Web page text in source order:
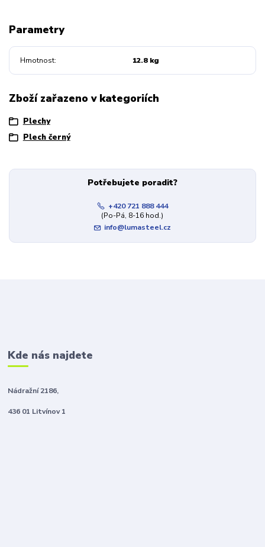
Parametry
Hmotnost 12.8 kg
Zboží zařazeno v kategoriích
Plechy
Plech černý
Potřebujete poradit?
+420 721 888 444
(Po-Pá, 8-16 hod.)
info@lumasteel.cz
Kde nás najdete
Nádražní 2186,
436 01 Litvínov 1